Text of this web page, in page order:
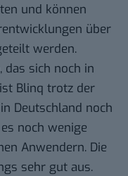
und können
über
werden.
das sich noch in
Blinq trotz der
Deutschland noch
noch wenige
Anwendern. Die
sehr gut aus.